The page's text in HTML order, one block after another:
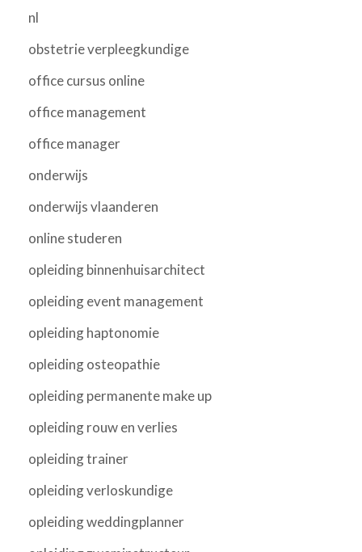
nl
obstetrie verpleegkundige
office cursus online
office management
office manager
onderwijs
onderwijs vlaanderen
online studeren
opleiding binnenhuisarchitect
opleiding event management
opleiding haptonomie
opleiding osteopathie
opleiding permanente make up
opleiding rouw en verlies
opleiding trainer
opleiding verloskundige
opleiding weddingplanner